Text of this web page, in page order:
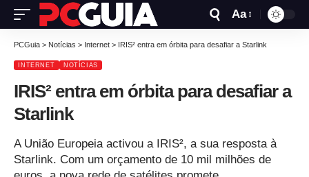
Aa
PCGuia > Notícias > Internet > IRIS² entra em órbita para desafiar a Starlink
INTERNET NOTÍCIAS
IRIS² entra em órbita para desafiar a
Starlink
A União Europeia activou a IRIS², a sua resposta à
Starlink. Com um orçamento de 10 mil milhões de